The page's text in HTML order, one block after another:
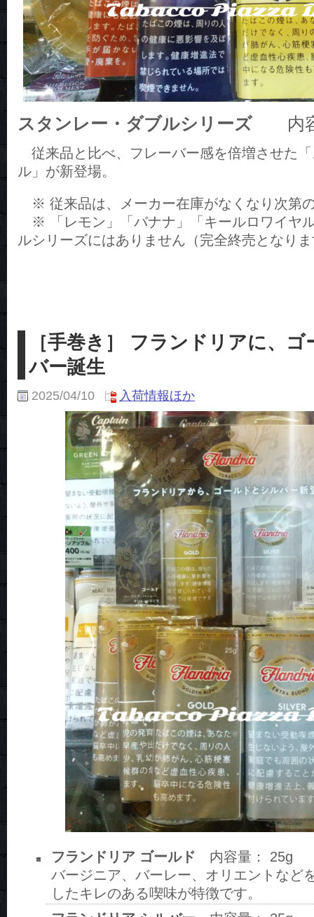
スタンレー・ダブルシリーズ 内容
従来品と比べ、フレーバー感を倍増させた
ル」が新登場。
※ 従来品は、メーカー在庫がなくなり次第
※ 「レモン」「バナナ」「キールロワイヤ
ルシリーズにはありません（完全終売となり
［手巻き］ フランドリアに、
バー誕生
2025/04/10 入荷情報ほか
フランドリア ゴールド 内容量： 25g
バージニア、バーレー、オリエントなど
したキレのある喫味が特徴です。